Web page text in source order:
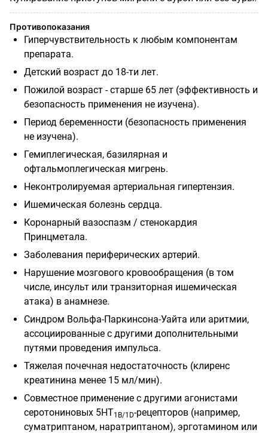
Противопоказания
Гиперчувствительность к любым компонентам
препарата.
Детский возраст до 18-ти лет.
Пожилой возраст - старше 65 лет (эффективность и
безопасность применения не изучена).
Период беременности (безопасность применения
не изучена).
Гемиплегическая, базилярная и
офтальмоплегическая мигрень.
Неконтролируемая артериальная гипертензия.
Ишемическая болезнь сердца.
Коронарный вазоспазм / стенокардия
Принцметала.
Заболевания периферических артерий.
Нарушение мозгового кровообращения (в том
числе, инсульт или транзиторная ишемическая
атака) в анамнезе.
Синдром Вольфа-Паркинсона-Уайта или аритмии,
ассоциированные с другими дополнительными
путями проведения импульса.
Тяжелая почечная недостаточность (клиренс
креатинина менее 15 мл/мин).
Совместное применение с другими агонистами
серотониновых 5НТ1 B/1D-рецепторов (например,
суматриптаном, наратриптаном), эрготамином или